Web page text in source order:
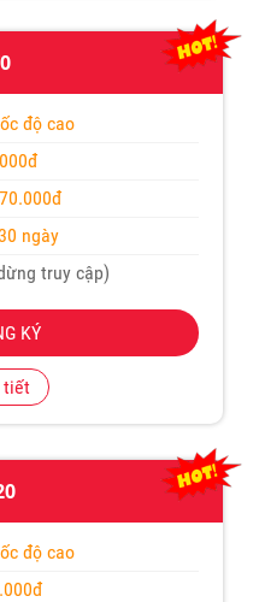
độ cao
ngày
truy cập)
KÝ
tiết
độ cao